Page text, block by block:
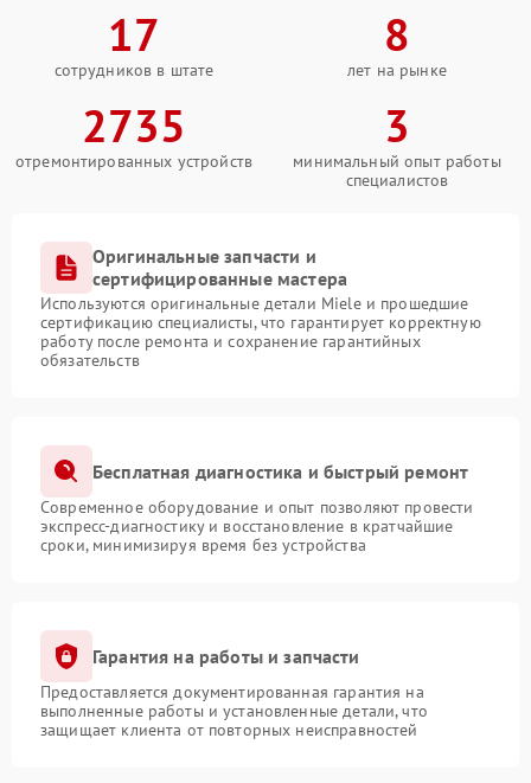
17
сотрудников в штате
8
лет на рынке
2735
отремонтированных устройств
3
минимальный опыт работы
специалистов
Оригинальные запчасти и
сертифицированные мастера
Используются оригинальные детали Miele и прошедшие
сертификацию специалисты, что гарантирует корректную
работу после ремонта и сохранение гарантийных
обязательств
Бесплатная диагностика и быстрый ремонт
Современное оборудование и опыт позволяют провести
экспресс-диагностику и восстановление в кратчайшие
сроки, минимизируя время без устройства
Гарантия на работы и запчасти
Предоставляется документированная гарантия на
выполненные работы и установленные детали, что
защищает клиента от повторных неисправностей